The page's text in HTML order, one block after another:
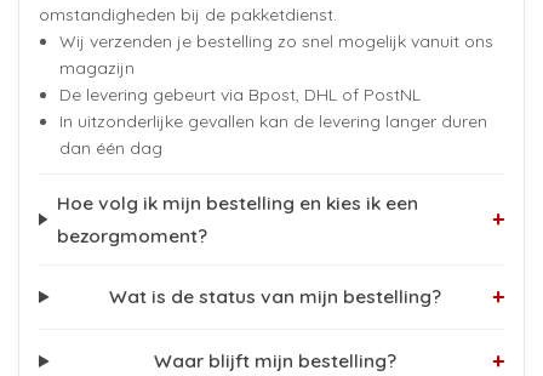
omstandigheden bij de pakketdienst.
Wij verzenden je bestelling zo snel mogelijk vanuit ons
magazijn
De levering gebeurt via Bpost, DHL of PostNL
In uitzonderlijke gevallen kan de levering langer duren
dan één dag
Hoe volg ik mijn bestelling en kies ik een
bezorgmoment?
+
Wat is de status van mijn bestelling? +
Waar blijft mijn bestelling? +